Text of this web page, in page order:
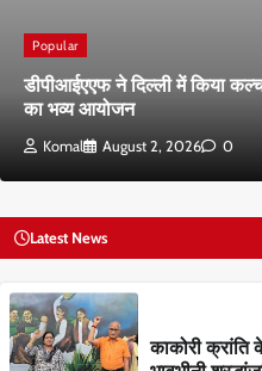
Popular
डीपीआईएएफ ने दिल्ली में किया
का भव्य आयोजन
Komal August 2, 2026 0
Latest News
काकोरी क्रांति